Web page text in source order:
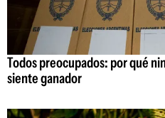
Todos preocupados: por qué
siente ganador